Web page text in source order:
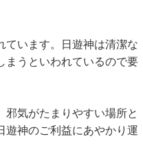
ています。日遊神は清潔な
まうといわれているので要
気がたまりやすい場所と
遊神のご利益にあやかり運